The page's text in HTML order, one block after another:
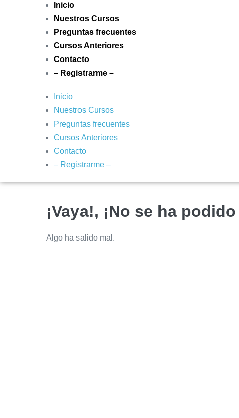
Inicio
Nuestros Cursos
Preguntas frecuentes
Cursos Anteriores
Contacto
– Registrarme –
Inicio
Nuestros Cursos
Preguntas frecuentes
Cursos Anteriores
Contacto
– Registrarme –
¡Vaya!, ¡No se ha
Algo ha salido mal.